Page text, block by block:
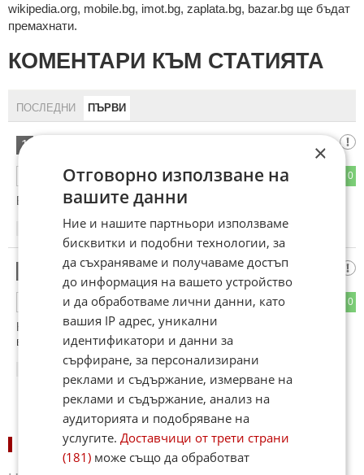
wikipedia.org, mobile.bg, imot.bg, zaplata.bg, bazar.bg ще бъдат
премахнати.
КОМЕНТАРИ КЪМ СТАТИЯТА
ПОСЛЕДНИ ПЪРВИ
1
0
ОТГОВОР
Визуално нямат разлика
19.05.2026
Читател
0
ОТГОВОР
Към отива човека променил футбола за винаги това е
въпросът.
19.05.2026
НОВИНИ ПО СПОРТОВЕ:
×
Отговорно използване на
вашите данни
Ние и нашите партньори използваме
бисквитки и подобни технологии, за
да съхраняваме и получаваме достъп
до информация на вашето устройство
и да обработваме лични данни, като
вашия IP адрес, уникални
идентификатори и данни за
сърфиране, за персонализирани
реклами и съдържание, измерване на
реклами и съдържание, анализ на
аудиторията и подобряване на
услугите.Доставчици от трети страни
(181) може също да обработват